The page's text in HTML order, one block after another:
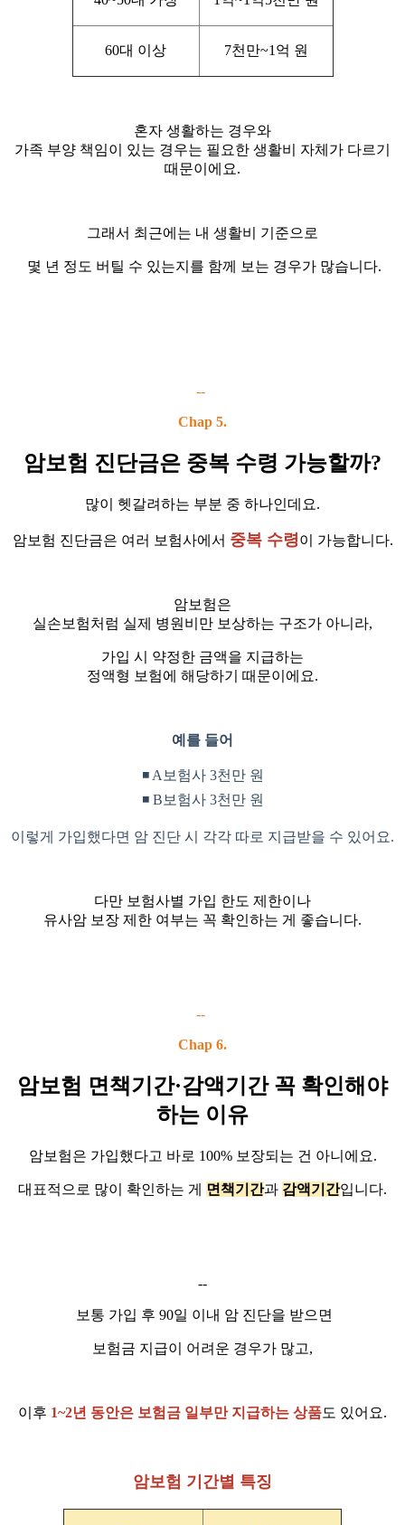
60대 이상 7천만~1억 원
혼자 생활하는 경우와
가족 부양 책임이 있는 경우는 필요한 생활비 자체가 다르기
때문이에요.
그래서 최근에는 내 생활비 기준으로
몇 년 정도 버틸 수 있는지를 함께 보는 경우가 많습니다.
--
Chap 5.
암보험 진단금은 중복 수령 가능할까?
많이 헷갈려하는 부분 중 하나인데요.
암보험 진단금은 여러 보험사에서 중복 수령이 가능합니다.
암보험은
실손보험처럼 실제 병원비만 보상하는 구조가 아니라,
가입 시 약정한 금액을 지급하는
정액형 보험에 해당하기 때문이에요.
예를 들어
◾ A보험사 3천만 원
◾ B보험사 3천만 원
이렇게 가입했다면 암 진단 시 각각 따로 지급받을 수 있어요.
다만 보험사별 가입 한도 제한이나
유사암 보장 제한 여부는 꼭 확인하는 게 좋습니다.
--
Chap 6.
암보험 면책기간·감액기간 꼭 확인해야
하는 이유
암보험은 가입했다고 바로 100% 보장되는 건 아니에요.
대표적으로 많이 확인하는 게 면책기간과 감액기간입니다.
--
보통 가입 후 90일 이내 암 진단을 받으면
보험금 지급이 어려운 경우가 많고,
이후 1~2년 동안은 보험금 일부만 지급하는 상품도 있어요.
암보험 기간별 특징